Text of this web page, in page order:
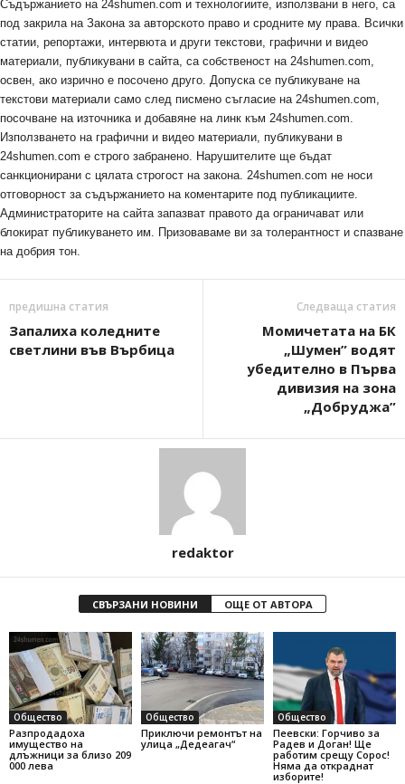
Съдържанието на 24shumen.com и технологиите, използвани в него, са
под закрила на Закона за авторското право и сродните му права. Всички
статии, репортажи, интервюта и други текстови, графични и видео
материали, публикувани в сайта, са собственост на 24shumen.com,
освен, ако изрично е посочено друго. Допуска се публикуване на
текстови материали само след писмено съгласие на 24shumen.com,
посочване на източника и добавяне на линк към 24shumen.com.
Използването на графични и видео материали, публикувани в
24shumen.com е строго забранено. Нарушителите ще бъдат
санкционирани с цялата строгост на закона. 24shumen.com не носи
отговорност за съдържанието на коментарите под публикациите.
Администраторите на сайта запазват правото да ограничават или
блокират публикуването им. Призоваваме ви за толерантност и спазване
на добрия тон.
предишна статия
Запалиха коледните
светлини във Върбица
Следваща статия
Момичетата на БК
„Шумен” водят
убедително в Първа
дивизия на зона
„Добруджа”
redaktor
СВЪРЗАНИ НОВИНИ ОЩЕ ОТ АВТОРА
Общество
Разпродадоха
имущество на
длъжници за близо 209
000 лева
Общество
Приключи ремонтът на
улица „Дедеагач“
Общество
Пеевски: Горчиво за
Радев и Доган! Ще
работим срещу Сорос!
Няма да откраднат
изборите!